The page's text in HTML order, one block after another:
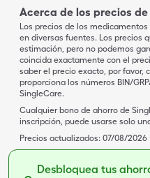
Acerca de los precios
Los precios de los
en diversas fuentes. Los precios
estimación, pero no podemos
coincida exactamente con el
saber el precio exacto, por favor,
proporciona los números BIN/
SingleCare.
Cualquier bono de ahorro de
inscripción, puede usarse solo
Precios actualizados: 07/08/2026
Desbloquea tus